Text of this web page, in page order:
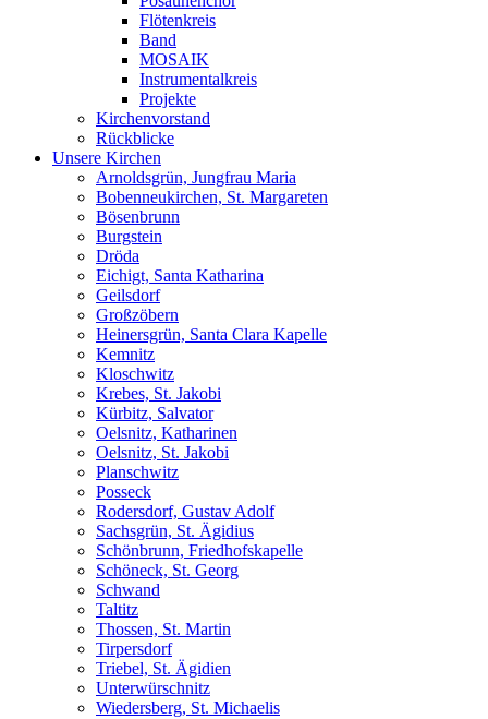
Flötenkreis
Band
MOSAIK
Instrumentalkreis
Projekte
Kirchenvorstand
Rückblicke
Unsere Kirchen
Arnoldsgrün, Jungfrau Maria
Bobenneukirchen, St. Margareten
Bösenbrunn
Burgstein
Dröda
Eichigt, Santa Katharina
Geilsdorf
Großzöbern
Heinersgrün, Santa Clara Kapelle
Kemnitz
Kloschwitz
Krebes, St. Jakobi
Kürbitz, Salvator
Oelsnitz, Katharinen
Oelsnitz, St. Jakobi
Planschwitz
Posseck
Rodersdorf, Gustav Adolf
Sachsgrün, St. Ägidius
Schönbrunn, Friedhofskapelle
Schöneck, St. Georg
Schwand
Taltitz
Thossen, St. Martin
Tirpersdorf
Triebel, St. Ägidien
Unterwürschnitz
Wiedersberg, St. Michaelis